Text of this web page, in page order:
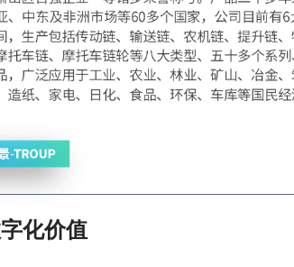
化价值